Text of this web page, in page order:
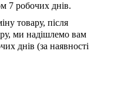
7 робочих днів.
товару, після
ми надішлемо вам
днів (за наявності